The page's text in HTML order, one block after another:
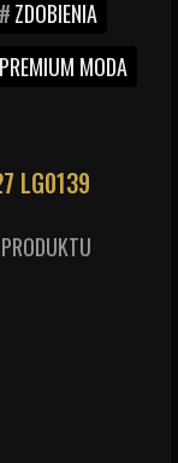
ZDOBIENIA
PREMIUM MODA
LG0139